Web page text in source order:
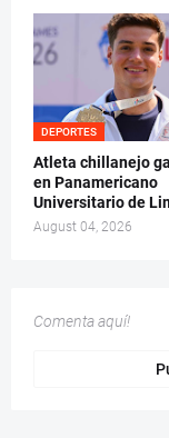
DEPORTES
Atleta chillanejo
en Panamericano
Universitario de
August 04, 2026
Comenta aquí!